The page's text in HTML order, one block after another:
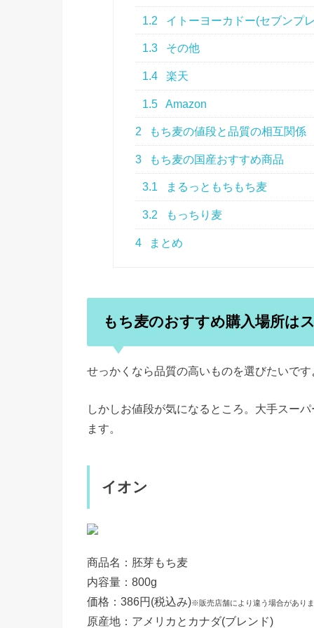
1.2 イトーヨーカドー(セブンプ
1.3 その他
1.4 楽天
1.5 Amazon
2 もち麦の値段と品質の相互関係
3 もち麦の国産おすすめ商品
3.1 まるっともちもち麦
3.2 もっちり麦
4 まとめ
もち麦のおすすめ購入場所は
せっかくなら品質の高いものを選びたいです
しかしお値段が気になるところ。大手スー
ます。
イオン
商品名：胚芽もち麦
内容量：800g
価格：386円(税込み)※販売店舗により違う場合があり
原産地：アメリカとカナダ(ブレンド)